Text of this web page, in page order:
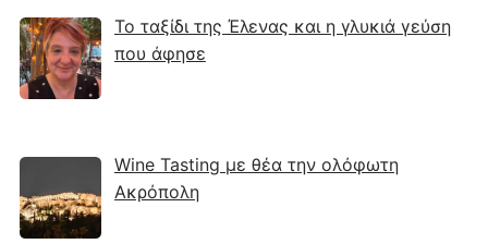
Το ταξίδι της Έλενας και η γλυκιά γεύση
που άφησε
Wine Tasting με θέα την ολόφωτη
Ακρόπολη